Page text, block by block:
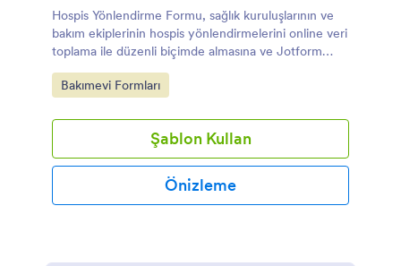
Hospis Yönlendirme Formu, sağlık kuruluşlarının ve
bakım ekiplerinin hospis yönlendirmelerini online veri
toplama ile düzenli biçimde almasına ve Jotform
üzerinden form yanıtı takibini kolaylaştırmasına
yardımcı olur.
Go to Category:
Bakımevi Formları
Şablon Kullan
Önizleme